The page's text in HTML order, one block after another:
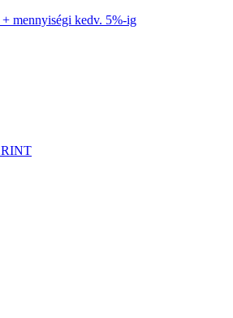
mennyiségi kedv. 5%-ig